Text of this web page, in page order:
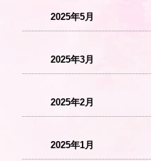
2025年5月
2025年3月
2025年2月
2025年1月